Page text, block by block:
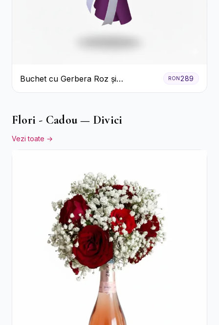
Buchet cu Gerbera Roz și
Crizanteme Verzi
RON 289
Flori - Cadou — Divici
Vezi toate →